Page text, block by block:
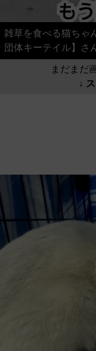
雑草を食べる猫ちゃ
団体キーテイル】さ
まだまだ
↓